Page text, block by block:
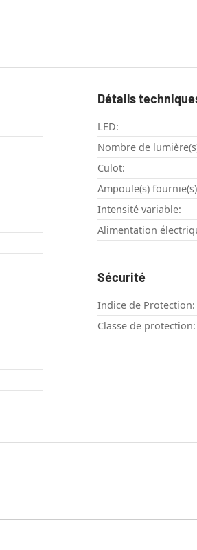
Détails
LED:
Nombre de
Culot:
Ampoule(s)
Intensité variable:
Alimentation
Sécurité
Indice de Protection:
Classe de protection: